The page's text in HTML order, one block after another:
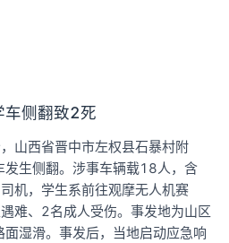
车侧翻致2死
山西省晋中市左权县石暴村附
发生侧翻。涉事车辆载18人，含
机，学生系前往观摩无人机赛
难、2名成人受伤。事发地为山区
湿滑。事发后，当地启动应急响